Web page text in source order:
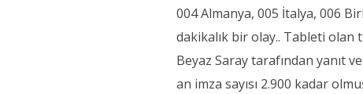
004 Almanya, 005 İtalya, 006
dakikalık bir olay.. Tableti
Beyaz Saray tarafından yanıt
an imza sayısı 2.900 kadar